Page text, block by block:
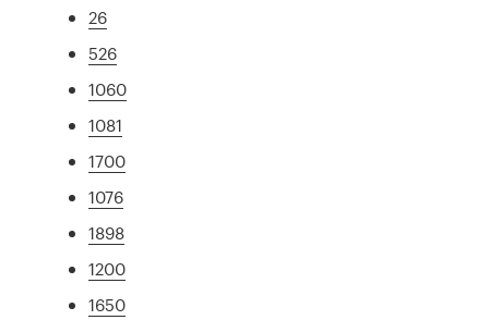
26
526
1060
1081
1700
1076
1898
1200
1650